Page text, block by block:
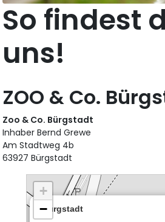
So findest
uns!
ZOO & Co.
Zoo & Co. Bürgstadt
Inhaber Bernd Grewe
Am Stadtweg 4b
63927 Bürgstadt
Bürgstadt
+
−